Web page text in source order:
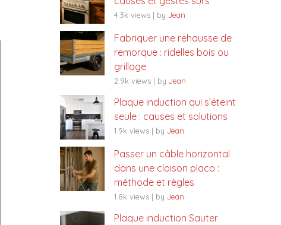
4.3k views | by Jean
Fabriquer une rehausse de
remorque : ridelles bois ou
grillage
2.9k views | by Jean
Plaque induction qui s’éteint
seule : causes et solutions
1.9k views | by Jean
Passer un câble horizontal
dans une cloison placo :
méthode et règles
1.8k views | by Jean
Plaque induction Sauter